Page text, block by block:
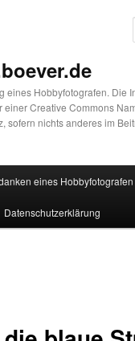
eines Hobbyfotografen. Die
einer Creative Commons
sofern nichts anderes im
eines Hobbyfotografen
Datenschutzerklärung